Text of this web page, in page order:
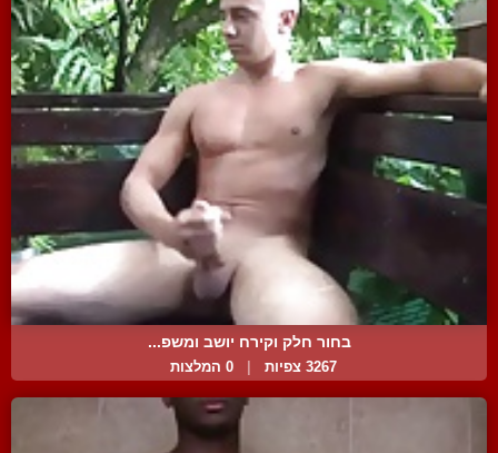
בחור חלק וקירח יושב ומשפ...
3267 צפיות 0 המלצות